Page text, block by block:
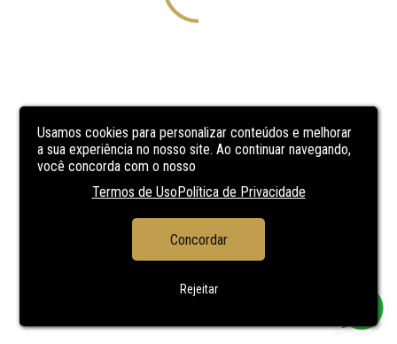
Usamos cookies para personalizar conteúdos e melhorar
a sua experiência no nosso site. Ao continuar navegando,
você concorda com o nosso
Termos de UsoPolítica de Privacidade
Concordar
Rejeitar